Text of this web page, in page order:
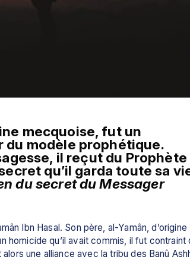
mecquoise, fut un
du modèle prophétique.
il reçut du Prophète
du secret du Messager
Ibn Hasal. Son père, al-Yamân, d’origine
homicide qu’il avait commis, il fut contraint
une alliance avec la tribu des Banû